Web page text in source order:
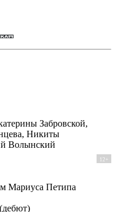
Забровской,
Никиты
Волынский
12+
Мариуса Петипа
(дебют)